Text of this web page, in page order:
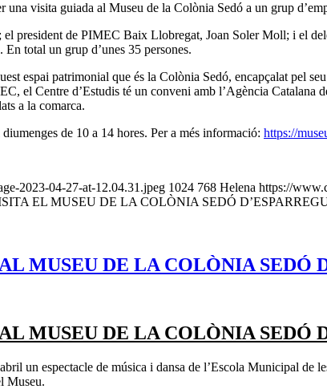
visita guiada al Museu de la Colònia Sedó a un grup
el president de PIMEC Baix Llobregat, Joan Soler Moll; i el
total un grup d’unes 35 persones.
espai patrimonial que és la Colònia Sedó, encapçalat pel
el Centre d’Estudis té un conveni amb l’Agència Catalana
a la comarca.
de 10 a 14 hores. Per a més informació: https://
2023-04-27-at-12.04.31.jpeg 1024 768 Helena https://
EL MUSEU DE LA COLÒNIA SEDÓ
MUSEU DE LA COLÒNIA SEDÓ
MUSEU DE LA COLÒNIA SEDÓ
un espectacle de música i dansa de l’Escola Municipal de
Museu.